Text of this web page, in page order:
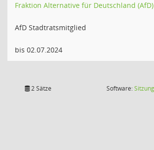
Fraktion Alternative für Deutschland (AfD)
AfD Stadtratsmitglied
bis 02.07.2024
2 Sätze Software: